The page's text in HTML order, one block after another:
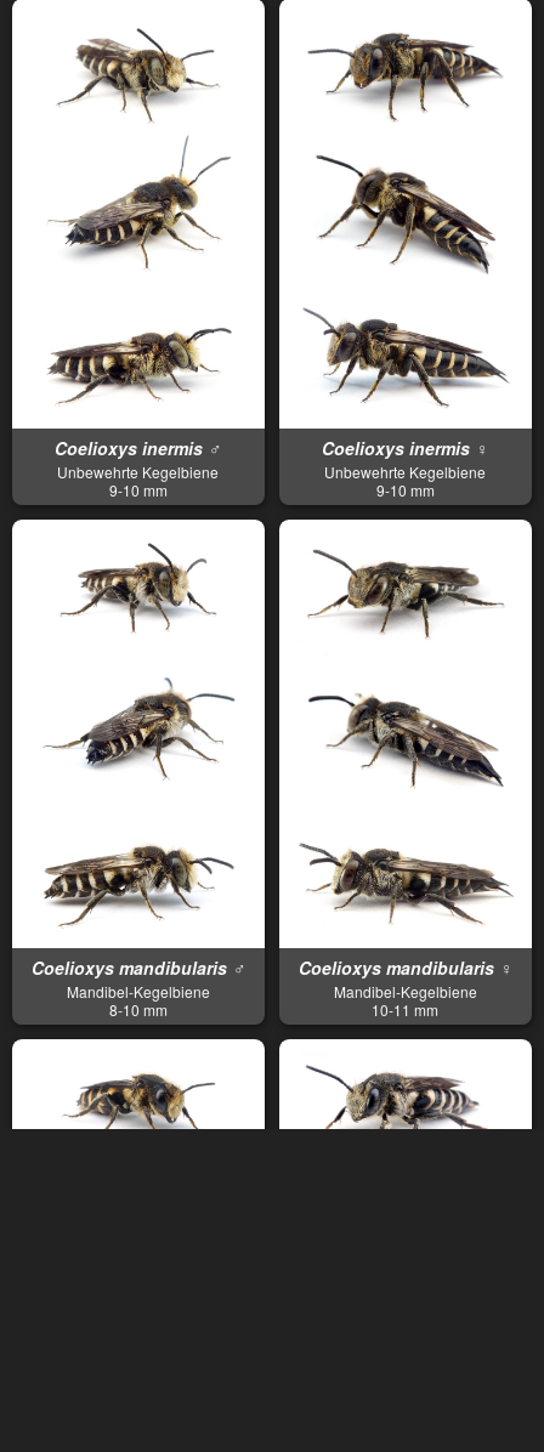
Coelioxys inermis ♂
Unbewehrte Kegelbiene
9-10 mm
Coelioxys inermis ♀
Unbewehrte Kegelbiene
9-10 mm
Coelioxys mandibularis ♂
Mandibel-Kegelbiene
8-10 mm
Coelioxys mandibularis ♀
Mandibel-Kegelbiene
10-11 mm